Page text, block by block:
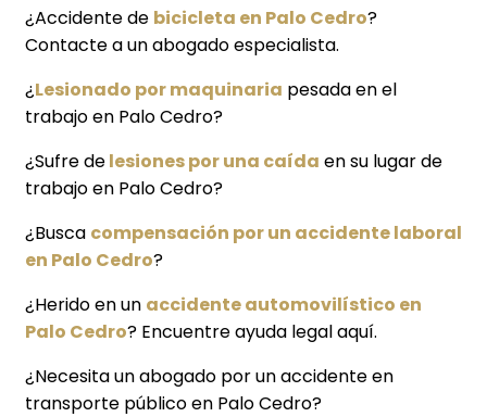
¿Accidente de bicicleta en Palo Cedro?
Contacte a un abogado especialista.
¿Lesionado por maquinaria pesada en el
trabajo en Palo Cedro?
¿Sufre delesiones por una caída en su lugar de
trabajo en Palo Cedro?
¿Busca compensación por un accidente laboral
en Palo Cedro?
¿Herido en un accidente automovilístico en
Palo Cedro? Encuentre ayuda legal aquí.
¿Necesita un abogado por un accidente en
transporte público en Palo Cedro?